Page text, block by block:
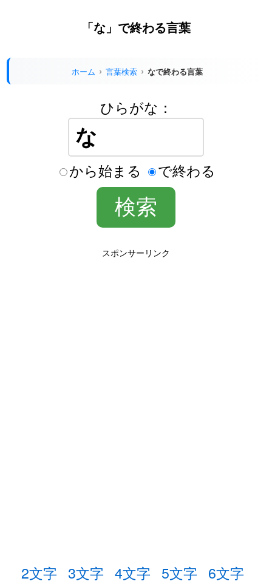
「な」で終わる言葉
ホーム 言葉検索 なで終わる言葉
ひらがな：
から始まる で終わる
スポンサーリンク
2文字 3文字 4文字 5文字 6文字